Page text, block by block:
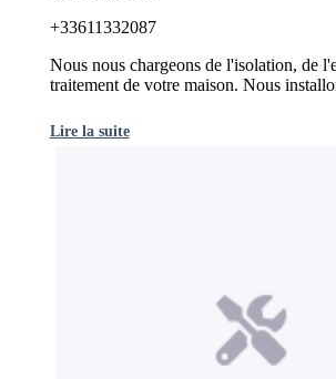
+33611332087
Nous nous chargeons de l'isolation, de
traitement de votre maison. Nous
Lire la suite